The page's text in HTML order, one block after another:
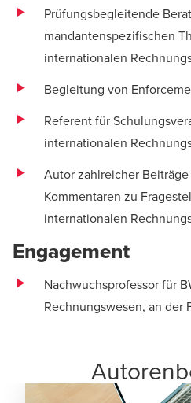
Prüfungsbegleitende
mandantenspezifischen
internationalen
Begleitung von
Referent für
internationalen
Autor zahlreicher
Kommentaren zu
internationalen
Engagement
Nachwuchsprofessor für
Rechnungswesen, an der